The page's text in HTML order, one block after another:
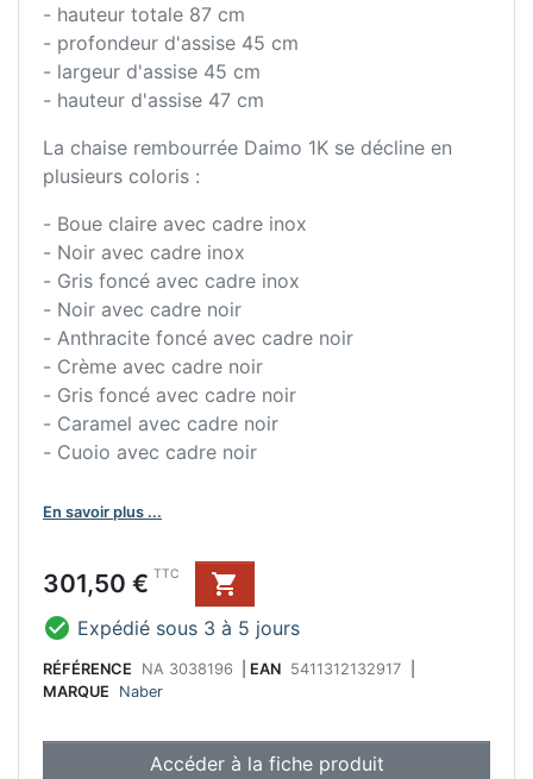
- hauteur totale 87 cm
- profondeur d'assise 45 cm
- largeur d'assise 45 cm
- hauteur d'assise 47 cm
La chaise rembourrée Daimo 1K se décline en
plusieurs coloris :
- Boue claire avec cadre inox
- Noir avec cadre inox
- Gris foncé avec cadre inox
- Noir avec cadre noir
- Anthracite foncé avec cadre noir
- Crème avec cadre noir
- Gris foncé avec cadre noir
- Caramel avec cadre noir
- Cuoio avec cadre noir
En savoir plus ...
Prix
301,50 € TTC

 Expédié sous 3 à 5 jours
RÉFÉRENCE NA 3038196 EAN 5411312132917
MARQUE
Naber
Accéder à la fiche produit